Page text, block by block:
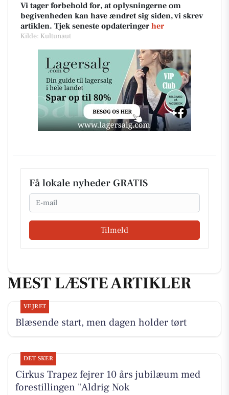
Vi tager forbehold for, at oplysningerne om
begivenheden kan have ændret sig siden, vi skrev
artiklen. Tjek seneste opdateringer her
Kilde: Kultunaut
Få lokale nyheder GRATIS
Email
Tilmeld
MEST LÆSTE ARTIKLER
VEJRET
Blæsende start, men dagen holder tørt
DET SKER
Cirkus Trapez fejrer 10 års jubilæum med
forestillingen "Aldrig Nok